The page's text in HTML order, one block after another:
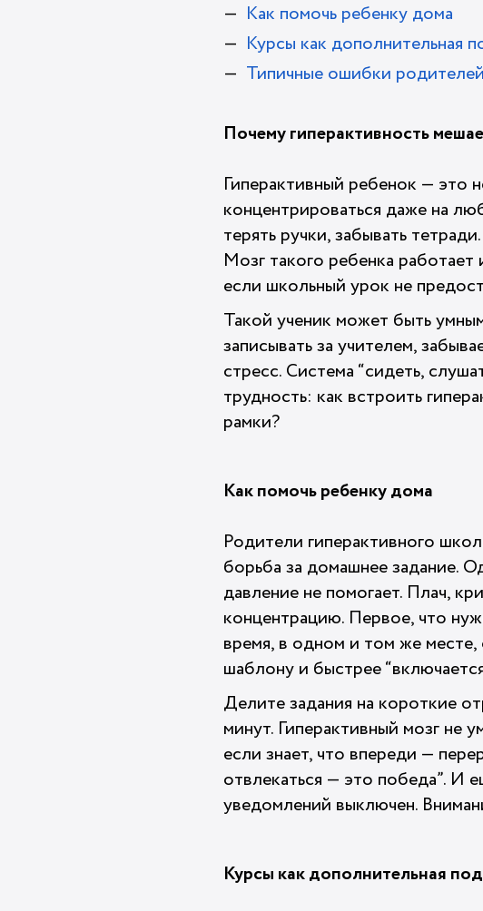
Как помочь ребенку дома
Курсы как дополнительная
Типичные ошибки родителей
Почему гиперактивность
Гиперактивный ребенок — это
концентрироваться даже на
терять ручки, забывать
Мозг такого ребенка
если школьный урок не
Такой ученик может быть
записывать за учителем,
стресс. Система “сидеть,
трудность: как встроить
рамки?
Как помочь ребенку дома
Родители гиперактивного
борьба за домашнее задание.
давление не помогает. Плач,
концентрацию. Первое, что
время, в одном и том же
шаблону и быстрее
Делите задания на короткие
минут. Гиперактивный мозг не
если знает, что впереди —
отвлекаться — это победа”. И
уведомлений выключен.
Курсы как дополнительная